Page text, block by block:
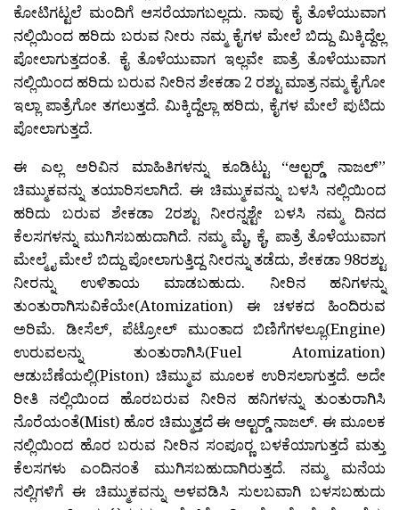
ಕೋಟಿಗಟ್ಟಲೆ ಮಂದಿಗೆ ಆಸರೆಯಾಗಬಲ್ಲದು. ನಾವು ಕೈ ತೊಳೆಯುವಾಗ
ನಲ್ಲಿಯಿಂದ ಹರಿದು ಬರುವ ನೀರು ನಮ್ಮ ಕೈಗಳ ಮೇಲೆ ಬಿದ್ದು ಮಿಕ್ಕಿದ್ದೆಲ್ಲ
ಪೋಲಾಗುತ್ತದಂತೆ. ಕೈ ತೊಳೆಯುವಾಗ ಇಲ್ಲವೇ ಪಾತ್ರೆ ತೊಳೆಯುವಾಗ
ನಲ್ಲಿಯಿಂದ ಹರಿದು ಬರುವ ನೀರಿನ ಶೇಕಡಾ 2 ರಶ್ಟು ಮಾತ್ರ ನಮ್ಮ ಕೈಗೋ
ಇಲ್ಲಾ ಪಾತ್ರೆಗೋ ತಗಲುತ್ತದೆ. ಮಿಕ್ಕಿದ್ದೆಲ್ಲಾ ಹರಿದು, ಕೈಗಳ ಮೇಲೆ ಪುಟಿದು
ಪೋಲಾಗುತ್ತದೆ.
ಈ ಎಲ್ಲ ಅರಿವಿನ ಮಾಹಿತಿಗಳನ್ನು ಕೂಡಿಟ್ಟು “ಆಲ್ಟರ್‍ಡ್ ನಾಜಲ್”
ಚಿಮ್ಮುಕವನ್ನು ತಯಾರಿಸಲಾಗಿದೆ. ಈ ಚಿಮ್ಮುಕವನ್ನು ಬಳಸಿ ನಲ್ಲಿಯಿಂದ
ಹರಿದು ಬರುವ ಶೇಕಡಾ 2ರಶ್ಟು ನೀರನ್ನಶ್ಟೇ ಬಳಸಿ ನಮ್ಮ ದಿನದ
ಕೆಲಸಗಳನ್ನು ಮುಗಿಸಬಹುದಾಗಿದೆ. ನಮ್ಮ ಮೈ, ಕೈ, ಪಾತ್ರೆ ತೊಳೆಯುವಾಗ
ಮೇಲ್ಮೈ ಮೇಲೆ ಬಿದ್ದು ಪೋಲಾಗುತ್ತಿದ್ದ ನೀರನ್ನು ತಡೆದು, ಶೇಕಡಾ 98ರಶ್ಟು
ನೀರನ್ನು ಉಳಿತಾಯ ಮಾಡಬಹುದು. ನೀರಿನ ಹನಿಗಳನ್ನು
ತುಂತುರಾಗಿಸುವಿಕೆಯೇ(Atomization) ಈ ಚಳಕದ ಹಿಂದಿರುವ
ಅರಿಮೆ. ಡೀಸೆಲ್, ಪೆಟ್ರೋಲ್ ಮುಂತಾದ ಬಿಣಿಗೆಗಳಲ್ಲೂ(Engine)
ಉರುವಲನ್ನು ತುಂತುರಾಗಿಸಿ(Fuel Atomization)
ಆಡುಬೆಣೆಯಲ್ಲಿ(Piston) ಚಿಮ್ಮುವ ಮೂಲಕ ಉರಿಸಲಾಗುತ್ತದೆ. ಅದೇ
ರೀತಿ ನಲ್ಲಿಯಿಂದ ಹೊರಬರುವ ನೀರಿನ ಹನಿಗಳನ್ನು ತುಂತುರಾಗಿಸಿ
ನೊರೆಯಂತೆ(Mist) ಹೊರ ಚಿಮ್ಮುತ್ತದೆ ಈ ಆಲ್ಟರ್‍ಡ್ ನಾಜಲ್. ಈ ಮೂಲಕ
ನಲ್ಲಿಯಿಂದ ಹೊರ ಬರುವ ನೀರಿನ ಸಂಪೂರ‍್ಣ ಬಳಕೆಯಾಗುತ್ತದೆ ಮತ್ತು
ಕೆಲಸಗಳು ಎಂದಿನಂತೆ ಮುಗಿಸಬಹುದಾಗಿರುತ್ತದೆ. ನಮ್ಮ ಮನೆಯ
ನಲ್ಲಿಗಳಿಗೆ ಈ ಚಿಮ್ಮುಕವನ್ನು ಅಳವಡಿಸಿ ಸುಲಬವಾಗಿ ಬಳಸಬಹುದು